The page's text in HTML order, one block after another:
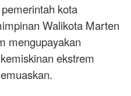
kota
Walikota Marten
mengupayakan
ekstrem